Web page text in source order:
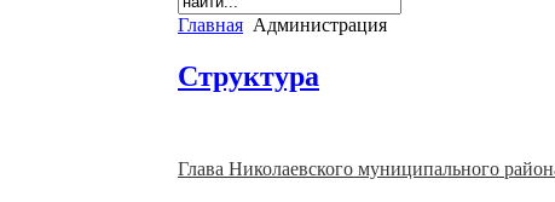
Главная Администрация
Структура
Глава Николаевского муниципального